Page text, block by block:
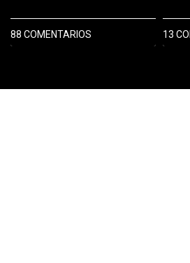
88 COMENTARIOS 13